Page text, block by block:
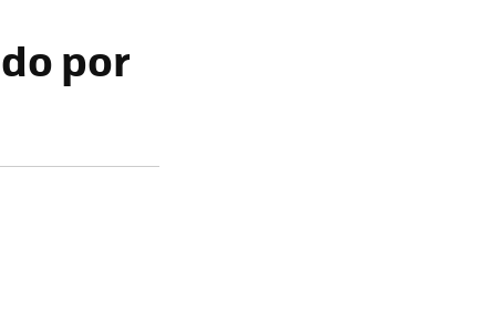
por